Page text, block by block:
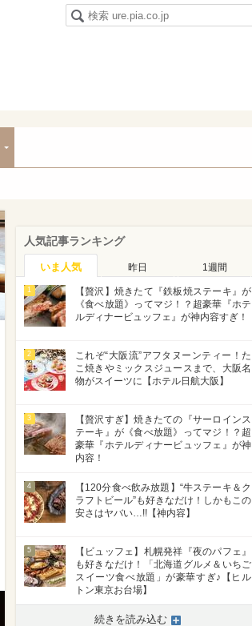
人気記事ランキング
いま人気 昨日 1週間
1
【贅沢】焼きたて『鉄板焼ステーキ』が
《食べ放題》ってマジ！？超豪華『ホテ
ルディナービュッフェ』が神内容すぎ！
2
これぞ“大阪流”アフタヌーンティー！た
こ焼きやミックスジュースまで、大阪名
物がスイーツに【ホテル日航大阪】
3
【贅沢すぎ】焼きたての『サーロインス
テーキ』が《食べ放題》ってマジ！？超
豪華『ホテルディナービュッフェ』が神
内容！
4
【120分食べ飲み放題】“牛ステーキ＆ク
ラフトビール”も好きなだけ！しかもこの
安さはヤバい…!!【神内容】
5
【ビュッフェ】札幌発祥『夜のパフェ』
も好きなだけ！「北海道グルメ＆いちご
スイーツ食べ放題」が豪華すぎ♪【ヒル
トン東京お台場】
続きを読み込む